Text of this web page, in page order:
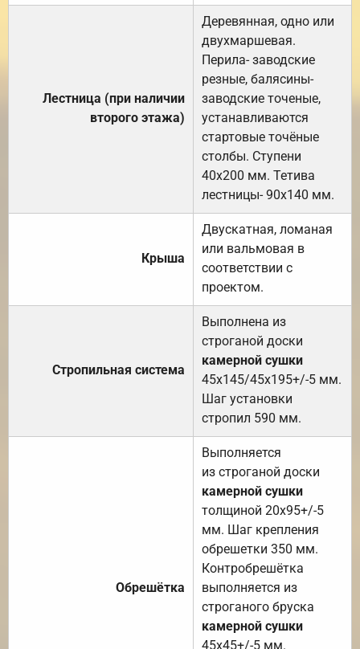
Лестница (при наличии
второго этажа)
Деревянная, одно или
двухмаршевая.
Перила- заводские
резные, балясины-
заводские точеные,
устанавливаются
стартовые точёные
столбы. Ступени
40х200 мм. Тетива
лестницы- 90х140 мм.
Крыша
Двускатная, ломаная
или вальмовая в
соответствии с
проектом.
Стропильная система
Выполнена из
строганой доски
камерной сушки
45х145/45х195+/-5 мм.
Шаг установки
стропил 590 мм.
Обрешётка
Выполняется
из строганой доски
камерной сушки
толщиной 20х95+/-5
мм. Шаг крепления
обрешетки 350 мм.
Контробрешётка
выполняется из
строганого бруска
камерной сушки
45х45+/-5 мм.